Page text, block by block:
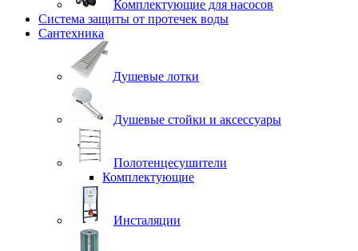
Комплектующие для насосов
Система защиты от протечек воды
Сантехника
Душевые лотки
Душевые стойки и аксессуары
Полотенцесушители
Комплектующие
Инсталяции